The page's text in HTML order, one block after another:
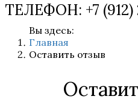
ТЕЛЕФОН: +7 (912)
Вы здесь:
Главная
Оставить отзыв